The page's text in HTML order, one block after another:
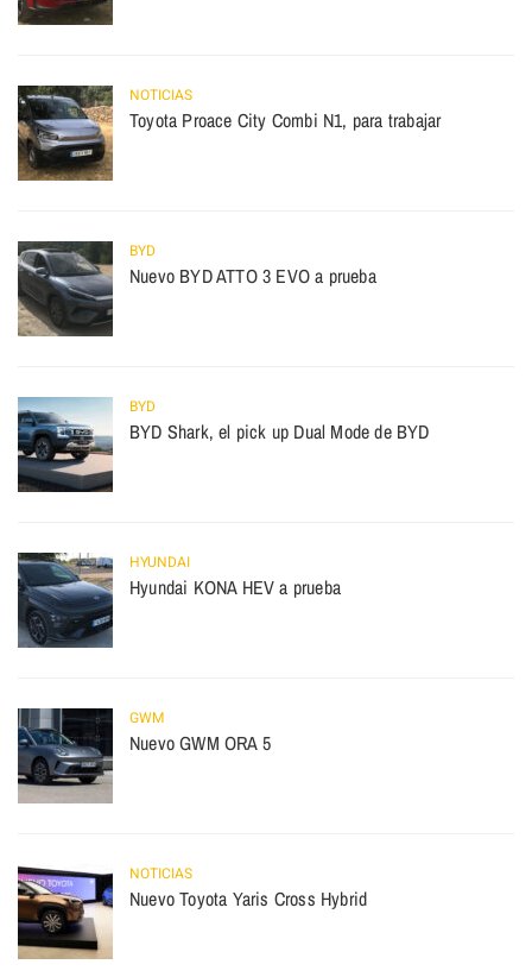
NOTICIAS
Toyota Proace City Combi N1, para trabajar
BYD
Nuevo BYD ATTO 3 EVO a prueba
BYD
BYD Shark, el pick up Dual Mode de BYD
HYUNDAI
Hyundai KONA HEV a prueba
GWM
Nuevo GWM ORA 5
NOTICIAS
Nuevo Toyota Yaris Cross Hybrid